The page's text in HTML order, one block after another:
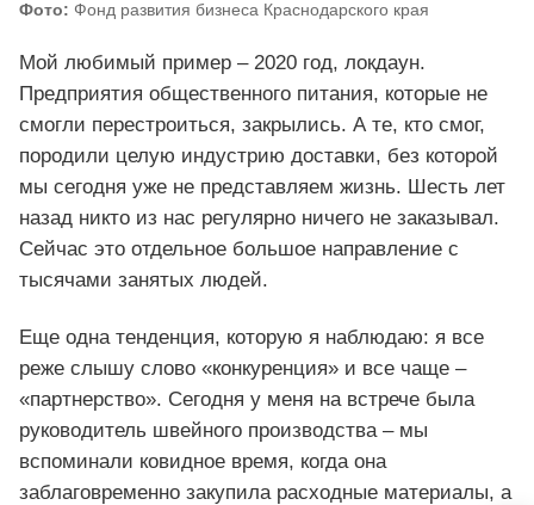
Фото: Фонд развития бизнеса Краснодарского края
Мой любимый пример – 2020 год, локдаун.
Предприятия общественного питания, которые не
смогли перестроиться, закрылись. А те, кто смог,
породили целую индустрию доставки, без которой
мы сегодня уже не представляем жизнь. Шесть лет
назад никто из нас регулярно ничего не заказывал.
Сейчас это отдельное большое направление с
тысячами занятых людей.
Еще одна тенденция, которую я наблюдаю: я все
реже слышу слово «конкуренция» и все чаще –
«партнерство». Сегодня у меня на встрече была
руководитель швейного производства – мы
вспоминали ковидное время, когда она
заблаговременно закупила расходные материалы, а